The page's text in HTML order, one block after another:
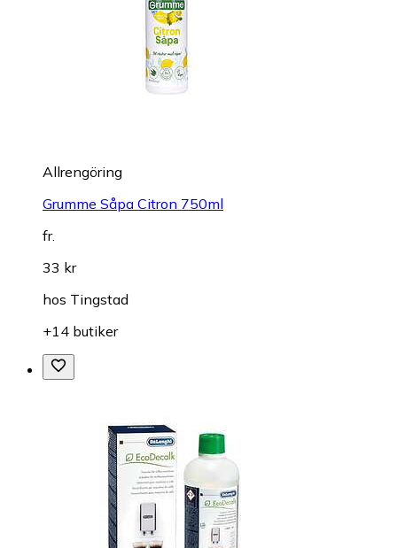
Allrengöring
Grumme Såpa Citron 750ml
fr.
33 kr
hos Tingstad
+14 butiker